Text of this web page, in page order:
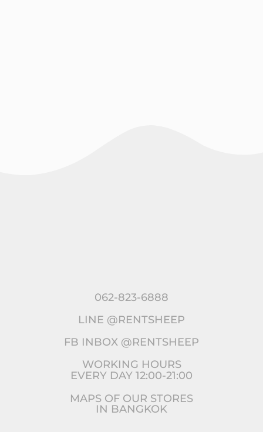
062-823-6888
LINE @RENTSHEEP
FB INBOX @RENTSHEEP
WORKING HOURS
EVERY DAY 12:00-21:00
MAPS OF OUR STORES
IN BANGKOK